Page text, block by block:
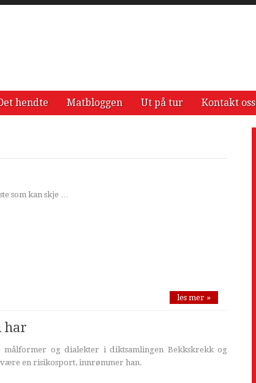
hendte Matbloggen Ut på tur Kontakt oss
som kan skje …
les mer »
har
og dialekter i diktsamlingen Bekkskrekk og
en risikosport, innrømmer han.